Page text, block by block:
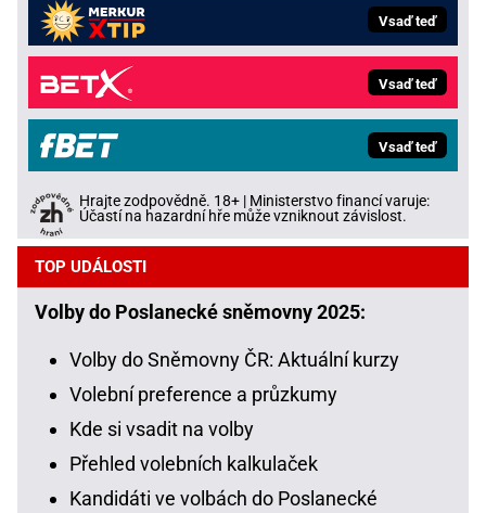
Vsaď teď
Vsaď teď
Vsaď teď
Hrajte zodpovědně. 18+ | Ministerstvo financí varuje:
Účastí na hazardní hře může vzniknout závislost.
TOP UDÁLOSTI
Volby do Poslanecké sněmovny 2025:
Volby do Sněmovny ČR: Aktuální kurzy
Volební preference a průzkumy
Kde si vsadit na volby
Přehled volebních kalkulaček
Kandidáti ve volbách do Poslanecké